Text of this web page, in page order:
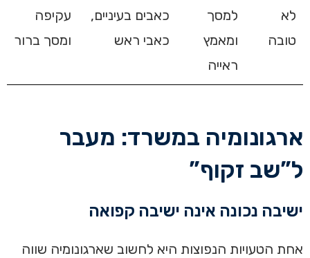
לא
טובה
למסך
ומאמץ
ראייה
כאבים בעיניים,
כאבי ראש
עקיפה
ומסך ברור
ארגונומיה במשרד: מעבר
ל”שב זקוף”
ישיבה נכונה אינה ישיבה קפואה
אחת הטעויות הנפוצות היא לחשוב שארגונומיה שווה